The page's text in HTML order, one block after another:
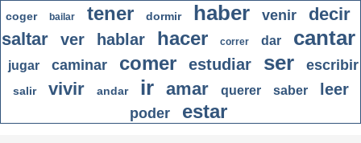
coger bailar tener dormir haber venir
decir
saltar
ver hablar hacer correr dar cantar
jugar caminar comer estudiar ser escribir
salir vivir andar ir amar querer saber leer
poder estar